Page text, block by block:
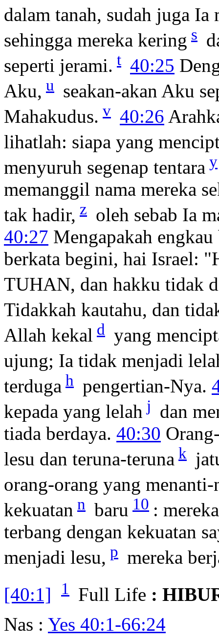
dalam tanah, sudah juga Ia
sehingga mereka kering s
seperti jerami. t 40:25
Aku, u
seakan-akan Aku
Mahakudus. v 40:26
lihatlah: siapa yang
menyuruh segenap tentara y
memanggil nama mereka
tak hadir, z oleh sebab Ia
40:27 Mengapakah
berkata begini, hai Israel:
TUHAN, dan hakku tidak
Tidakkah kautahu, dan
Allah kekal d yang
ujung; Ia tidak menjadi
terduga h pengertian-Nya.
kepada yang lelah j dan
tiada berdaya. 40:30
lesu dan teruna-teruna k
orang-orang yang
kekuatan n baru 10 :
terbang dengan kekuatan
menjadi lesu, p mereka
[40:1]
1 Full Life :
Nas : Yes 40:1-66:24